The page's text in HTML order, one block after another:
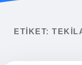
Yasal Uyarı
ETIKET: